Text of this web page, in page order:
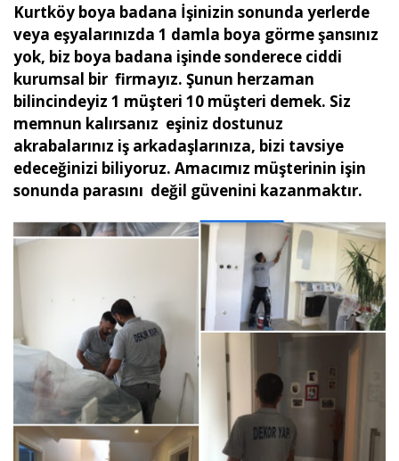
Kurtköy boya badana İşinizin sonunda yerlerde
veya eşyalarınızda 1 damla boya görme şansınız
yok, biz boya badana işinde sonderece ciddi
kurumsal bir firmayız. Şunun herzaman
bilincindeyiz 1 müşteri 10 müşteri demek. Siz
memnun kalırsanız eşiniz dostunuz
akrabalarınız iş arkadaşlarınıza, bizi tavsiye
edeceğinizi biliyoruz. Amacımız müşterinin işin
sonunda parasını değil güvenini kazanmaktır.